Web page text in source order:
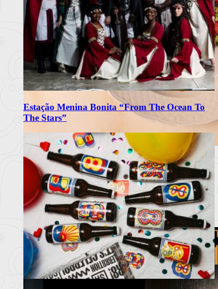
Estação Menina Bonita “From The Ocean To
The Stars”
Matriarca Renova Carta de Verão
com Frescura e Sabores Portugueses
O restaurante Matriarca, no Porto, apresenta a sua nova carta
de verão 2
Ler mais+